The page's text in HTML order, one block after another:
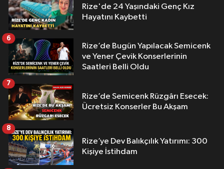
Rize'de 24 Yaşındaki Genç Kız
Hayatını Kaybetti
Rize’de Bugün Yapılacak Semicenk
ve Yener Çevik Konserlerinin
Saatleri Belli Oldu
6
Rize’de Semicenk Rüzgârı Esecek:
Ücretsiz Konserler Bu Akşam
7
Rize’ye Dev Balıkçılık Yatırımı: 300
Kişiye İstihdam
8